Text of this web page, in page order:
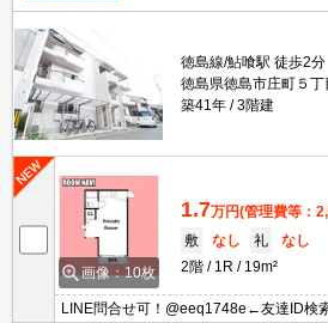
徳島線/鮎喰駅 徒歩2分
徳島県徳島市庄町５丁
築41年
3階建
画像：10枚
1.7万円(管理費等：
敷
なし 礼
なし
2階
1R 19m²
LINE問合せ可！@eeq1748e←友達ID検